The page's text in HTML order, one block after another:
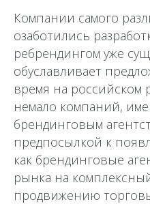
Компании самого
озаботились
ребрендингом уже
обуславливает
время на российском
немало компаний,
брендинговым
предпосылкой к
как брендинговые
рынка на
продвижению